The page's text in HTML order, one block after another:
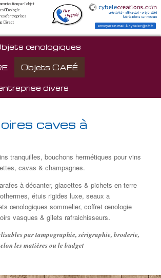
envoyer un mail à cybelec@sfr.fr
par l'objet
Œnologie
d'entreprises
Direct
principal
secondaire
œnologiques
Objets CAFÉ
divers
caves à
tranquilles, bouchons hermétiques pour vins
cavas & champagnes.
à décanter, glacettes & pichets en terre
étuis rigides luxe, seaux a
œnologiques sommelier, coffret œnologie
vasques & gilets rafraichisseurs.
par tampographie, sérigraphie, broderie,
les matières ou le budget